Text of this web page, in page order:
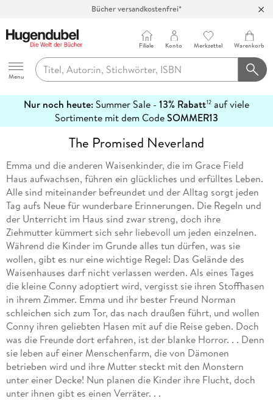
Bücher versandkostenfrei*
Abholung in über 100 Filialen
Hugendubel
Menu
Filiale Konto Merkzettel Warenkorb
Nur noch heute: Summer Sale - 13% Rabatt12 auf viele
Sortimente mit dem CodeSOMMER13
erfahren
The Promised Neverland
Emma und die anderen Waisenkinder, die im Grace Field
Haus aufwachsen, führen ein glückliches und erfülltes Leben.
Alle sind miteinander befreundet und der Alltag sorgt jeden
Tag aufs Neue für wunderbare Erinnerungen. Die Regeln und
der Unterricht im Haus sind zwar streng, doch ihre
Ziehmutter kümmert sich sehr liebevoll um jeden einzelnen.
Während die Kinder im Grunde alles tun dürfen, was sie
wollen, gibt es nur eine wichtige Regel: Das Gelände des
Waisenhauses darf nicht verlassen werden. Als eines Tages
die kleine Conny adoptiert wird, vergisst sie ihren Stoffhasen
in ihrem Zimmer. Emma und ihr bester Freund Norman
schleichen sich zum Tor, das nach draußen führt, und wollen
Conny ihren geliebten Hasen mit auf die Reise geben. Doch
was die Freunde dort erfahren, ist der blanke Horror. . . Denn
sie leben auf einer Menschenfarm, die von Dämonen
betrieben wird und ihre Mutter steckt mit den Monstern
unter einer Decke! Nun planen die Kinder ihre Flucht, doch
unter ihnen gibt es einen Verräter. . .